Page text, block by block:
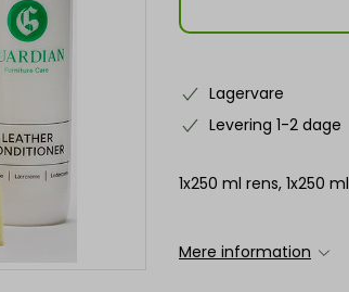
Lagervare
Levering 1-2 dage
1x250 ml rens,
Mere information